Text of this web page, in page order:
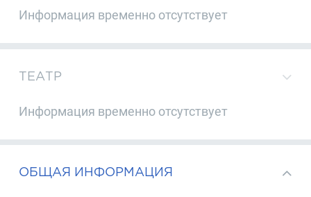
Информация временно отсутствует
ТЕАТР
Информация временно отсутствует
ОБЩАЯ ИНФОРМАЦИЯ